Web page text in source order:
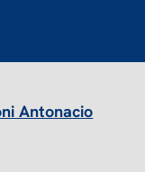
Antonacio